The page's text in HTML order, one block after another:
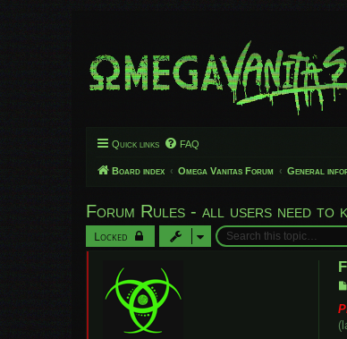
Quick links FAQ
Board index Omega Vanitas Forum General
Forum Rules - all users need to
Locked